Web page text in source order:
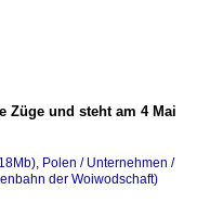
Züge und steht am 4 Mai
Polen / Unternehmen /
der Woiwodschaft)